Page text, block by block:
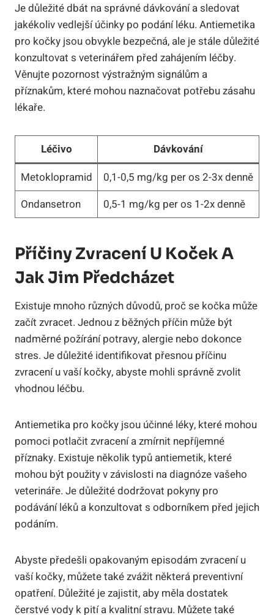
Je důležité dbát na správné dávkování a sledovat
jakékoliv vedlejší účinky po podání léku. Antiemetika
pro kočky jsou obvykle bezpečná, ale je stále důležité
konzultovat s veterinářem před zahájením léčby.
Věnujte pozornost výstražným signálům a
příznakům, které mohou naznačovat potřebu zásahu
lékaře.
Léčivo
Dávkování
Metoklopramid
0,1-0,5 mg/kg per os 2-3x denně
Ondansetron
0,5-1 mg/kg per os 1-2x denně
Příčiny Zvracení U Koček A
Jak Jim Předcházet
Existuje mnoho různých důvodů, proč se kočka může
začít zvracet. Jednou z běžných příčin může být
nadměrné požírání potravy, alergie nebo dokonce
stres. Je důležité identifikovat přesnou příčinu
zvracení u vaší kočky, abyste mohli správně zvolit
vhodnou léčbu.
Antiemetika pro kočky jsou účinné léky, které mohou
pomoci potlačit zvracení a zmírnit nepříjemné
příznaky. Existuje několik typů antiemetik, které
mohou být použity v závislosti na diagnóze vašeho
veterináře. Je důležité dodržovat pokyny pro
podávání léků a konzultovat s odborníkem před jejich
podáním.
Abyste předešli opakovaným episodám zvracení u
vaší kočky, můžete také zvážit některá preventivní
opatření. Důležité je zajistit, aby měla dostatek
čerstvé vody k pití a kvalitní stravu. Můžete také